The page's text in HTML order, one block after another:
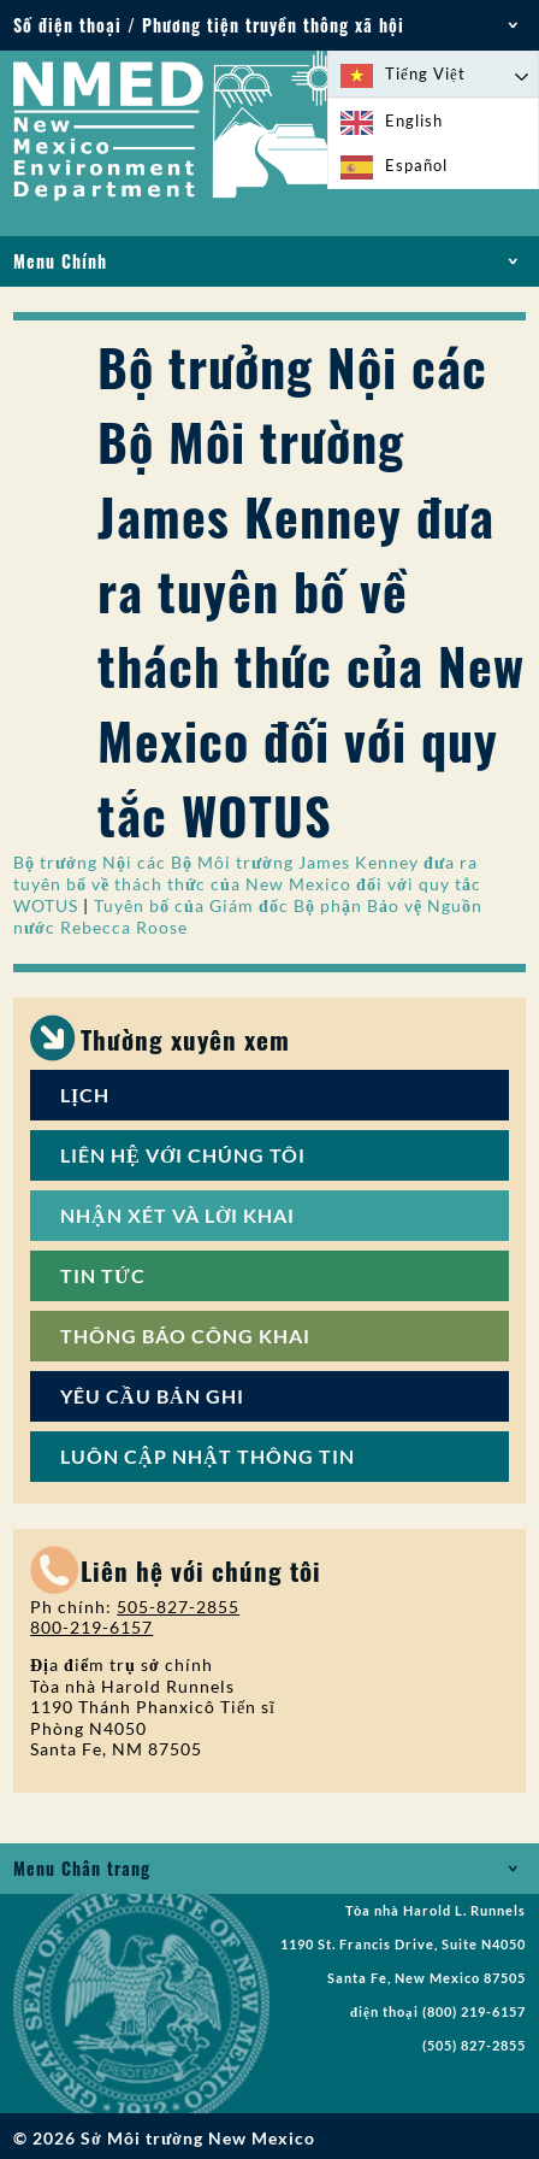
Số điện thoại / Phương tiện truyền thông xã hội
Điện thoại: 505-827-2855
1-800-219-6157
Trường hợp khẩn cấp về môi trường: 505-827-
9329 (24 giờ)
Tiếng Việt
English
Español
Menu Chính
GIẤY PHÉP VÀ GIẤY PHÉP
TUÂN THỦ VÀ THỰC THI
DỊCH VỤ TRỰC TUYẾN
SỰ THAM GIA CỦA CÔNG CHÚNG
Bộ trưởng Nội các
Bộ Môi trường
James Kenney đưa
ra tuyên bố về
thách thức của New
Mexico đối với quy
tắc WOTUS
Bộ trưởng Nội các Bộ Môi trường James Kenney đưa ra
tuyên bố về thách thức của New Mexico đối với quy tắc
WOTUS |Tuyên bố của Giám đốc Bộ phận Bảo vệ Nguồn
nước Rebecca Roose
Thường xuyên xem
LỊCH
LIÊN HỆ VỚI CHÚNG TÔI
NHẬN XÉT VÀ LỜI KHAI
TIN TỨC
THÔNG BÁO CÔNG KHAI
YÊU CẦU BẢN GHI
LUÔN CẬP NHẬT THÔNG TIN
Liên hệ với chúng tôi
Ph chính: 505-827-2855
800-219-6157
Địa điểm trụ sở chính
Tòa nhà Harold Runnels
1190 Thánh Phanxicô Tiến sĩ
Phòng N4050
Santa Fe, NM 87505
Menu Chân trang
Jobs
Yêu cầu Bản ghi
Yêu cầu đề xuất
Yêu cầu Cuộc họp
Thông báo công khai
Tòa nhà Harold L. Runnels
1190 St. Francis Drive, Suite N4050
Santa Fe, New Mexico 87505
điện thoại (800) 219-6157
(505) 827-2855
© 2026 Sở Môi trường New Mexico